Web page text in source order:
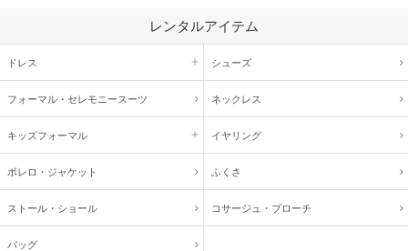
レンタルアイテム
ドレス シューズ
フォーマル・ セレモニースーツ ネックレス
キッズフォーマル イヤリング
ボレロ・ジャケット ふくさ
ストール・ショール コサージュ・ ブローチ
バッグ